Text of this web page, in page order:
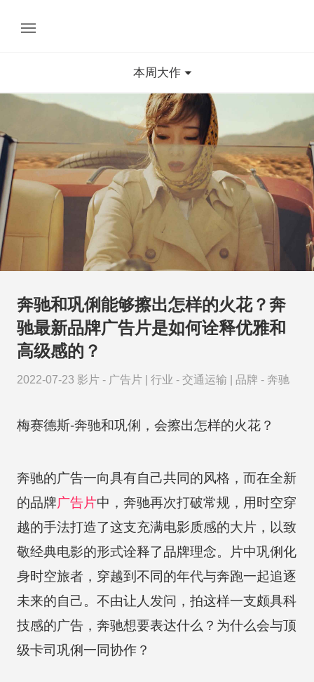
本周大作
奔驰和巩俐能够擦出怎样的火花？奔
驰最新品牌广告片是如何诠释优雅和
高级感的？
2022-07-23 影片 - 广告片 行业 - 交通运输 品牌 - 奔驰
梅赛德斯-奔驰和巩俐，会擦出怎样的火花？
奔驰的广告一向具有自己共同的风格，而在全新
的品牌广告片中，奔驰再次打破常规，用时空穿
越的手法打造了这支充满电影质感的大片，以致
敬经典电影的形式诠释了品牌理念。片中巩俐化
身时空旅者，穿越到不同的年代与奔跑一起追逐
未来的自己。不由让人发问，拍这样一支颇具科
技感的广告，奔驰想要表达什么？为什么会与顶
级卡司巩俐一同协作？